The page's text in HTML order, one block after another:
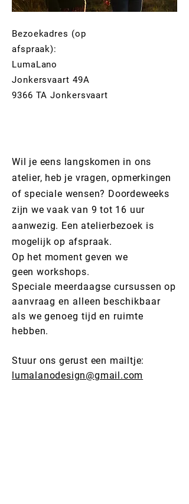
Bezoekadres (op
afspraak):
LumaLano
Jonkersvaart 49A
9366 TA Jonkersvaart
Wil je eens langskomen in ons
atelier, heb je vragen, opmerkingen
of speciale wensen? Doordeweeks
zijn we vaak van 9 tot 16 uur
aanwezig. Een atelierbezoek is
mogelijk op afspraak.
Op het moment geven we
geen workshops.
Speciale meerdaagse cursussen op
aanvraag en alleen beschikbaar
als we genoeg tijd en ruimte
hebben.
Stuur ons gerust een mailtje:
lumalanodesign@gmail.com